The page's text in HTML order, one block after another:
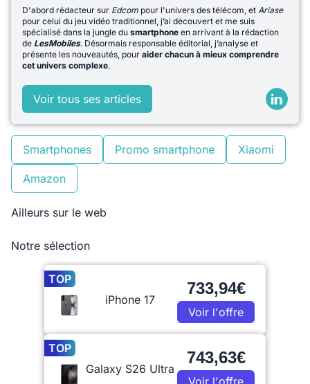
D'abord rédacteur sur Edcom pour l'univers des télécom, et Ariase
pour celui du jeu vidéo traditionnel, j’ai découvert et me suis
spécialisé dans la jungle du smartphone en arrivant à la rédaction
de LesMobiles. Désormais responsable éditorial, j’analyse et
présente les nouveautés, pour aider chacun à mieux comprendre
cet univers complexe.
Voir tous ses articles
Smartphones Promo smartphone Xiaomi
Amazon
Ailleurs sur le web
Notre sélection
TOP
iPhone 17
733,94€
Voir l'offre
TOP
Galaxy S26 Ultra
743,63€
Voir l'offre